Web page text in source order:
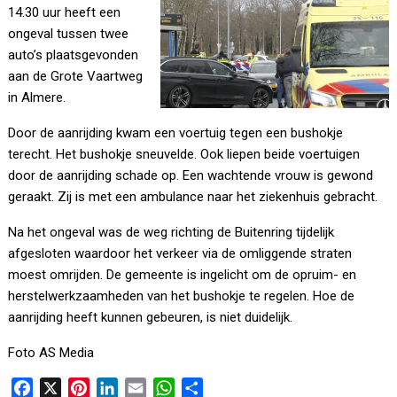
14.30 uur heeft een
ongeval tussen twee
auto’s plaatsgevonden
aan de Grote Vaartweg
in Almere.
Door de aanrijding kwam een voertuig tegen een bushokje
terecht. Het bushokje sneuvelde. Ook liepen beide voertuigen
door de aanrijding schade op. Een wachtende vrouw is gewond
geraakt. Zij is met een ambulance naar het ziekenhuis gebracht.
Na het ongeval was de weg richting de Buitenring tijdelijk
afgesloten waardoor het verkeer via de omliggende straten
moest omrijden. De gemeente is ingelicht om de opruim- en
herstelwerkzaamheden van het bushokje te regelen. Hoe de
aanrijding heeft kunnen gebeuren, is niet duidelijk.
Foto AS Media
W